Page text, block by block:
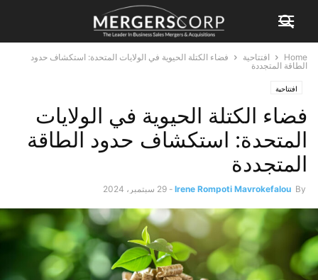
Home افتتاحية
فضاء الكتلة الحيوية في الولايات المتحدة: استكشاف حدود
الطاقة المتجددة
افتتاحية
فضاء الكتلة الحيوية في الولايات
المتحدة: استكشاف حدود الطاقة
المتجددة
By
Irene Rompoti Mavrokefalou
- 29 سبتمبر، 2024